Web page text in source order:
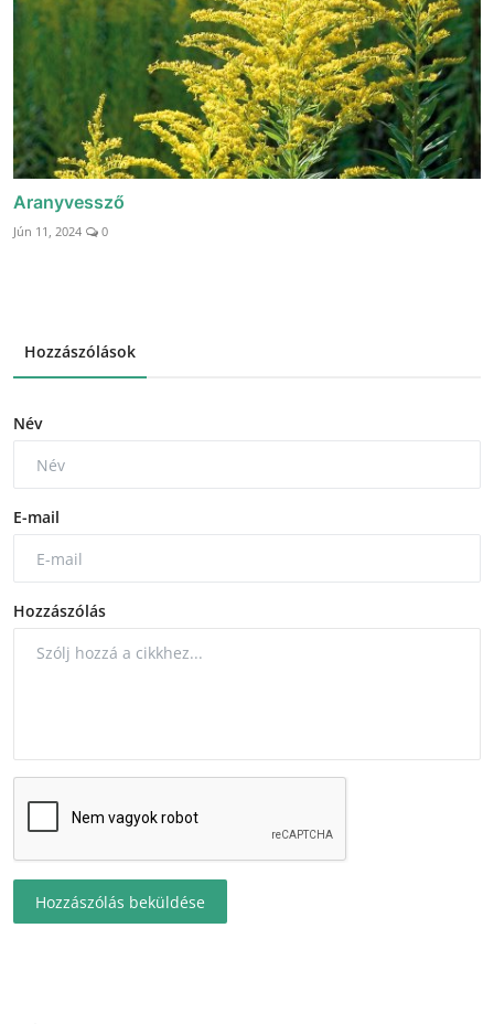
Aranyvessző
Jún 11, 2024 0
Hozzászólások
Név
E-mail
Hozzászólás
Hozzászólás beküldése